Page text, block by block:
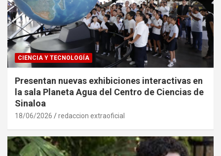
CIENCIA Y TECNOLOGÍA
Presentan nuevas exhibiciones interactivas en
la sala Planeta Agua del Centro de Ciencias de
Sinaloa
18/06/2026 redaccion extraoficial